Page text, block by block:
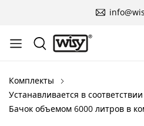
Комплекты
Устанавливается в
Бачок объемом 6000 литров в